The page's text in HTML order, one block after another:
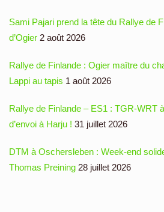
Sami Pajari prend la tête du Rallye de
d’Ogier 2 août 2026
Rallye de Finlande : Ogier maître du
Lappi au tapis 1 août 2026
Rallye de Finlande – ES1 : TGR-WRT
d’envoi à Harju ! 31 juillet 2026
DTM à Oschersleben : Week-end
Thomas Preining 28 juillet 2026